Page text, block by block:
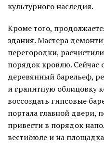
культурного наследия.
Кроме того,
здания. Мастера
перегородки,
порядок кровлю. Сейчас
деревянный барельеф,
и гранитную облицовку
воссоздать гипсовые
портала главной двери,
привести в порядок
вестибюле и на